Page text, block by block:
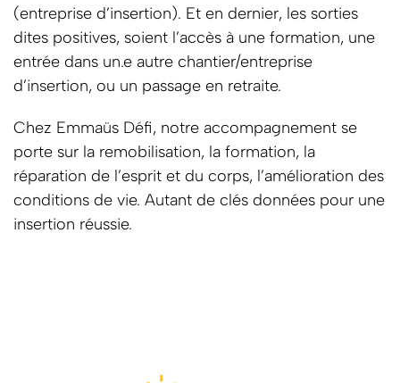
(entreprise d’insertion). Et en dernier, les sorties
dites positives, soient l’accès à une formation, une
entrée dans un.e autre chantier/entreprise
d’insertion, ou un passage en retraite.
Chez Emmaüs Défi, notre accompagnement se
porte sur la remobilisation, la formation, la
réparation de l’esprit et du corps, l’amélioration des
conditions de vie. Autant de clés données pour une
insertion réussie.